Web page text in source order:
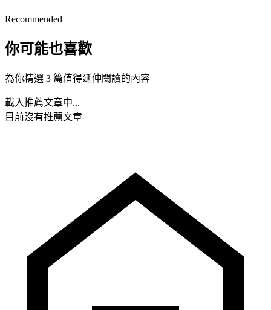
Recommended
你可能也喜歡
為你精選 3 篇值得延伸閱讀的內容
載入推薦文章中...
目前沒有推薦文章